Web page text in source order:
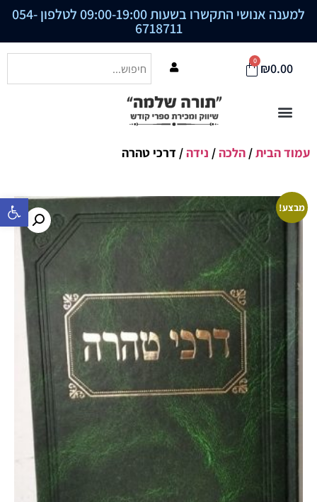
פתח סרגל
למענה אנושי התקשרו בשעות 09:00-19:00 לטלפון 054-
6718711
₪0.00
0
עמוד הבית/ הלכה/ נידה/ דרכי טהרה
מבצע!